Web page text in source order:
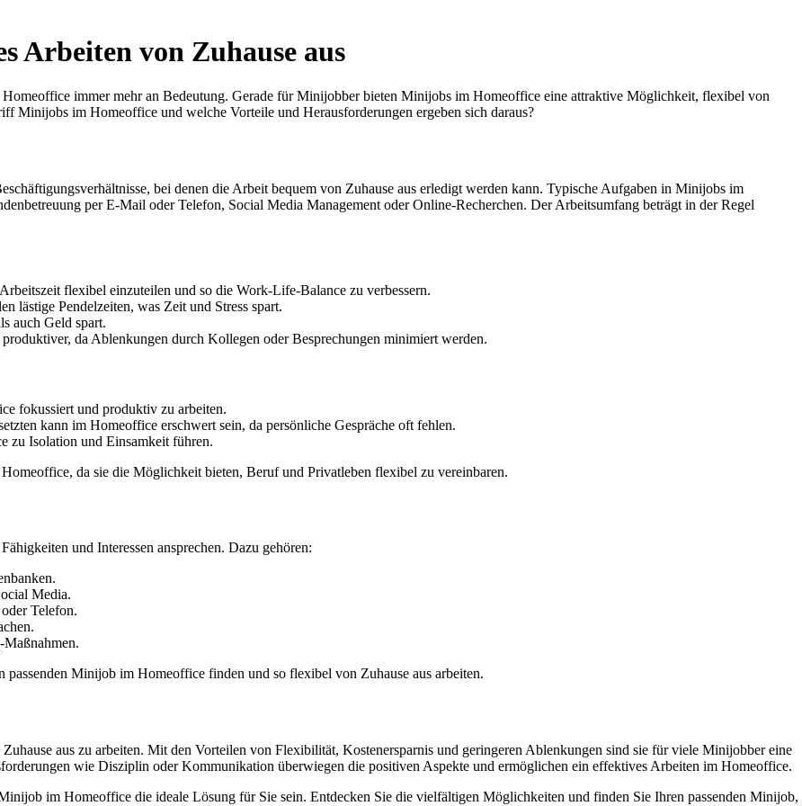
Arbeiten von Zuhause aus
immer mehr an Bedeutung. Gerade für Minijobber bieten Minijobs im Homeoffice eine attraktive Möglichkeit, flexibel von
Minijobs im Homeoffice und welche Vorteile und Herausforderungen ergeben sich daraus?
bei denen die Arbeit bequem von Zuhause aus erledigt werden kann. Typische Aufgaben in Minijobs im
per E-Mail oder Telefon, Social Media Management oder Online-Recherchen. Der Arbeitsumfang beträgt in der Regel
flexibel einzuteilen und so die Work-Life-Balance zu verbessern.
lästige Pendelzeiten, was Zeit und Stress spart.
auch Geld spart.
da Ablenkungen durch Kollegen oder Besprechungen minimiert werden.
fokussiert und produktiv zu arbeiten.
kann im Homeoffice erschwert sein, da persönliche Gespräche oft fehlen.
zu Isolation und Einsamkeit führen.
da sie die Möglichkeit bieten, Beruf und Privatleben flexibel zu vereinbaren.
und Interessen ansprechen. Dazu gehören:
Media.
Telefon.
Minijob im Homeoffice finden und so flexibel von Zuhause aus arbeiten.
aus zu arbeiten. Mit den Vorteilen von Flexibilität, Kostenersparnis und geringeren Ablenkungen sind sie für viele Minijobber eine
wie Disziplin oder Kommunikation überwiegen die positiven Aspekte und ermöglichen ein effektives Arbeiten im Homeoffice.
im Homeoffice die ideale Lösung für Sie sein. Entdecken Sie die vielfältigen Möglichkeiten und finden Sie Ihren passenden Minijob,